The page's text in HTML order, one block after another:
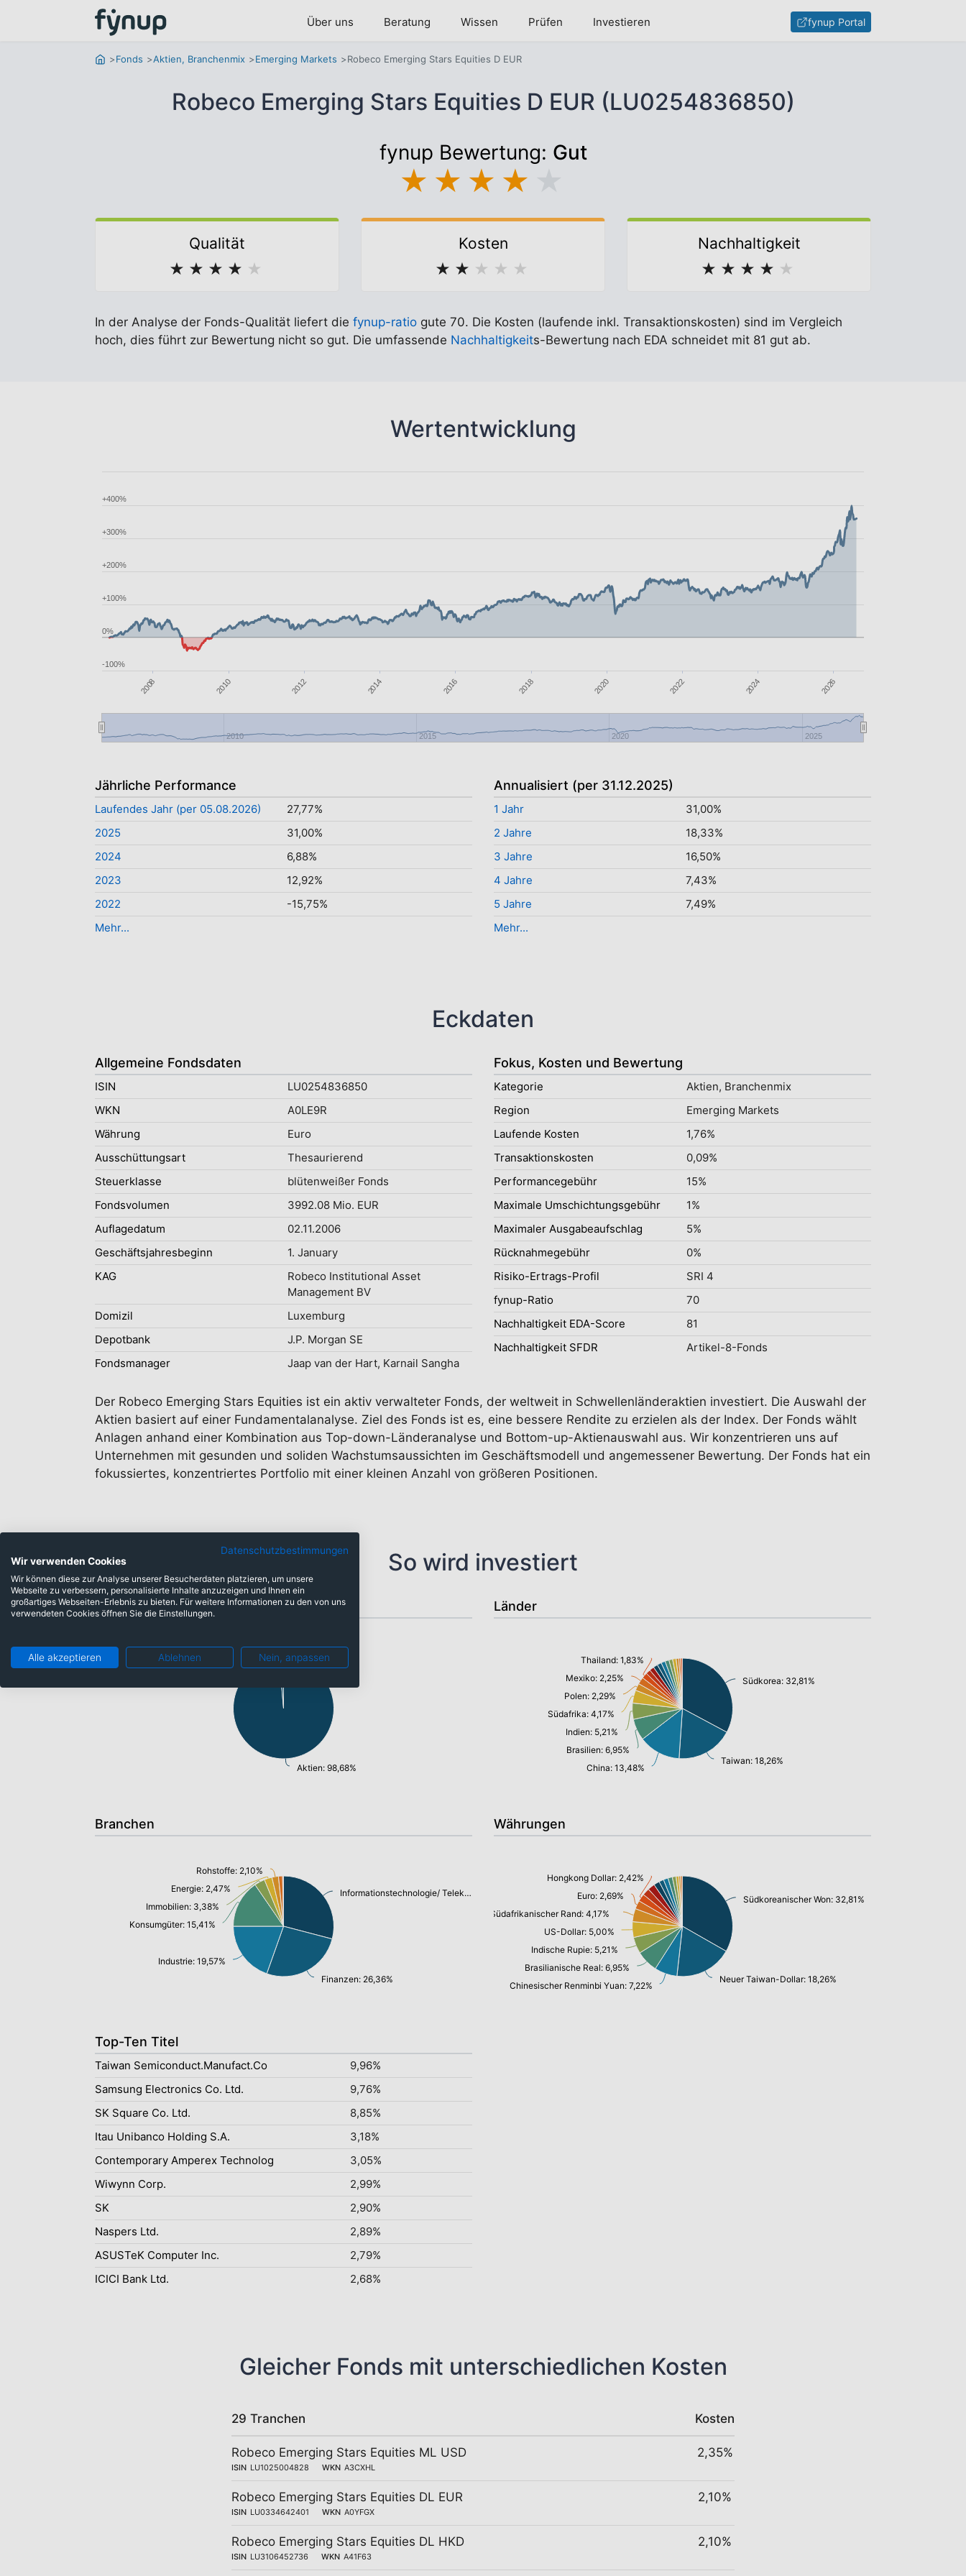
Über uns Beratung Wissen Prüfen Investieren fynup Portal
Fonds Aktien, Branchenmix Emerging Markets Robeco Emerging Stars Equities D EUR
Robeco Emerging Stars Equities D EUR (LU0254836850)
fynup Bewertung: Gut
★ ★ ★ ★
Qualität
★ ★ ★ ★ ★
Kosten
★ ★ ★ ★ ★
Nachhaltigkeit
★ ★ ★ ★ ★
In der Analyse der Fonds-Qualität liefert die fynup-ratio gute 70. Die Kosten (laufende inkl. Transaktionskosten) sind im Vergleich
hoch, dies führt zur Bewertung nicht so gut. Die umfassende Nachhaltigkeits-Bewertung nach EDA schneidet mit 81 gut ab.
Wertentwicklung
2008 2010 2012 2014 2016 2018 2020 2022 2024 2026
2010 2015 2020 2025
-100%
0%
+100%
+200%
+300%
+400%
Jährliche Performance
Laufendes Jahr (per 05.08.2026)
27,77%
2025
31,00%
2024
6,88%
2023
12,92%
2022
-15,75%
Mehr...
Annualisiert (per 31.12.2025)
1 Jahr
31,00%
2 Jahre
18,33%
3 Jahre
16,50%
4 Jahre
7,43%
5 Jahre
7,49%
Mehr...
Eckdaten
Allgemeine Fondsdaten
ISIN
LU0254836850
WKN
A0LE9R
Währung
Euro
Ausschüttungsart
Thesaurierend
Steuerklasse
blütenweißer Fonds
Fondsvolumen
3992.08 Mio. EUR
Auflagedatum
02.11.2006
Geschäftsjahresbeginn
1. January
KAG
Robeco Institutional Asset
Management BV
Domizil
Luxemburg
Depotbank
J.P. Morgan SE
Fondsmanager
Jaap van der Hart, Karnail Sangha
Fokus, Kosten und Bewertung
Kategorie
Aktien, Branchenmix
Region
Emerging Markets
Laufende Kosten
1,76%
Transaktionskosten
0,09%
Performancegebühr
15%
Maximale Umschichtungsgebühr
1%
Maximaler Ausgabeaufschlag
5%
Rücknahmegebühr
0%
Risiko-Ertrags-Profil
SRI 4
fynup-Ratio
70
Nachhaltigkeit EDA-Score
81
Nachhaltigkeit SFDR
Artikel-8-Fonds
Der Robeco Emerging Stars Equities ist ein aktiv verwalteter Fonds, der weltweit in Schwellenländeraktien investiert. Die Auswahl der
Aktien basiert auf einer Fundamentalanalyse. Ziel des Fonds ist es, eine bessere Rendite zu erzielen als der Index. Der Fonds wählt
Anlagen anhand einer Kombination aus Top-down-Länderanalyse und Bottom-up-Aktienauswahl aus. Wir konzentrieren uns auf
Unternehmen mit gesunden und soliden Wachstumsaussichten im Geschäftsmodell und angemessener Bewertung. Der Fonds hat ein
fokussiertes, konzentriertes Portfolio mit einer kleinen Anzahl von größeren Positionen.
So wird investiert
Anlageklassen
Aktien: 98,68%
Barmittel: 1,32%
Länder
Südkorea: 32,81%
Taiwan: 18,26%
China: 13,48%
Brasilien: 6,95%
Indien: 5,21%
Südafrika: 4,17%
Polen: 2,29%
Mexiko: 2,25%
Thailand: 1,83%
Branchen
Informationstechnologie/ Telekommunikation: 29,06%
Finanzen: 26,36%
Industrie: 19,57%
Konsumgüter: 15,41%
Immobilien: 3,38%
Energie: 2,47%
Rohstoffe: 2,10%
Währungen
Südkoreanischer Won: 32,81%
Neuer Taiwan-Dollar: 18,26%
Chinesischer Renminbi Yuan: 7,22%
Brasilianische Real: 6,95%
Indische Rupie: 5,21%
US-Dollar: 5,00%
Südafrikanischer Rand: 4,17%
Euro: 2,69%
Hongkong Dollar: 2,42%
Top-Ten Titel
Taiwan Semiconduct.Manufact.Co
9,96%
Samsung Electronics Co. Ltd.
9,76%
SK Square Co. Ltd.
8,85%
Itau Unibanco Holding S.A.
3,18%
Contemporary Amperex Technolog
3,05%
Wiwynn Corp.
2,99%
SK
2,90%
Naspers Ltd.
2,89%
ASUSTeK Computer Inc.
2,79%
ICICI Bank Ltd.
2,68%
Gleicher Fonds mit unterschiedlichen Kosten
29 Tranchen Kosten
Robeco Emerging Stars Equities ML USD
ISIN LU1025004828 WKN A3CXHL
2,35%
Robeco Emerging Stars Equities DL EUR
ISIN LU0334642401 WKN A0YFGX
2,10%
Robeco Emerging Stars Equities DL HKD
ISIN LU3106452736 WKN A41F63
2,10%
Datenschutzbestimmungen
Wir verwenden Cookies
Wir können diese zur Analyse unserer Besucherdaten platzieren, um unsere
Webseite zu verbessern, personalisierte Inhalte anzuzeigen und Ihnen ein
großartiges Webseiten-Erlebnis zu bieten. Für weitere Informationen zu den von uns
verwendeten Cookies öffnen Sie die Einstellungen.
Alle akzeptieren Ablehnen Nein, anpassen